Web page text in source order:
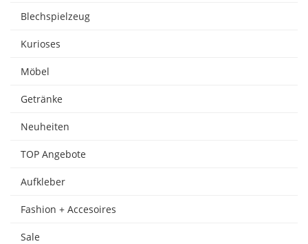
Blechspielzeug
Kurioses
Möbel
Getränke
Neuheiten
TOP Angebote
Aufkleber
Fashion + Accesoires
Sale